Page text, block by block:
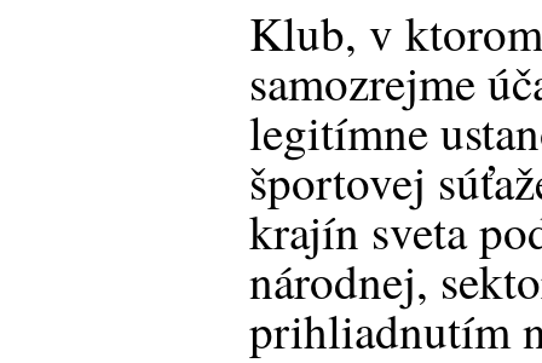
Klub, v
samozrejme
legitímne
športovej
krajín sveta
národnej,
prihliadnutím